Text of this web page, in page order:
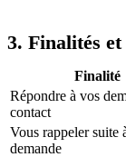
3. Finalités
Finalité
Répondre à vos
contact
Vous rappeler suite
demande